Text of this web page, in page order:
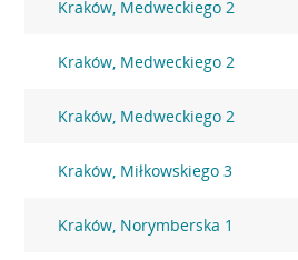
Kraków, Medweckiego 2
Kraków, Medweckiego 2
Kraków, Medweckiego 2
Kraków, Miłkowskiego 3
Kraków, Norymberska 1